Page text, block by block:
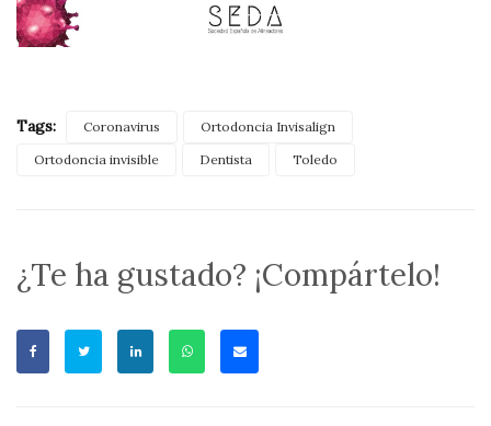
Tags: Coronavirus
Ortodoncia Invisalign
Ortodoncia invisible
Dentista Toledo
¿Te ha gustado? ¡Compártelo!